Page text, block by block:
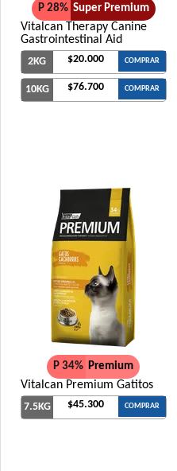
P 28% Super Premium
Vitalcan Therapy Canine
Gastrointestinal Aid
2KG $20.000 COMPRAR
10KG $76.700 COMPRAR
P 34% Premium
Vitalcan Premium Gatitos
7.5KG $45.300 COMPRAR